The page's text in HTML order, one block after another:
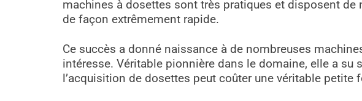
machines à dosettes sont très pratiques et disposent de
de façon extrêmement rapide.
Ce succès a donné naissance à de nombreuses
intéresse. Véritable pionnière dans le domaine, elle a
l’acquisition de dosettes peut coûter une véritable petite